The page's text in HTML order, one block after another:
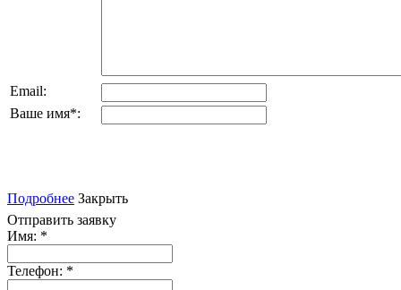
Email:
Ваше имя*:
Подробнее Закрыть
Отправить заявку
Имя: *
Телефон: *